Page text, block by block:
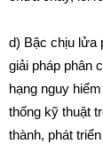
d) Bậc chịu lửa
giải pháp phân
hạng nguy
thống kỹ thuật
thành, phát